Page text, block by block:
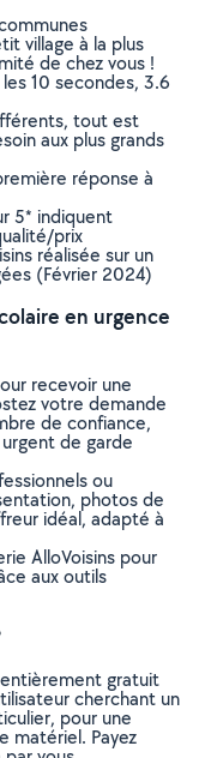
village à la plus
de chez vous !
10 secondes, 3.6
tout est
aux plus grands
réponse à
5* indiquent
prix
réalisée sur un
(Février 2024)
en urgence
recevoir une
votre demande
de confiance,
de garde
ou
photos de
idéal, adapté à
AlloVoisins pour
aux outils
gratuit
cherchant un
pour une
matériel. Payez